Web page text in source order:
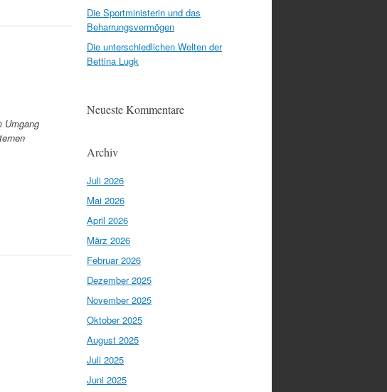
Umgang
Die Sportministerin und das
Beharrungsvermögen
Die unterschiedlichen Welten der
Bettina Lugk
Neueste Kommentare
Archiv
Juli 2026
Mai 2026
April 2026
März 2026
Februar 2026
Dezember 2025
November 2025
Oktober 2025
August 2025
Juli 2025
Juni 2025